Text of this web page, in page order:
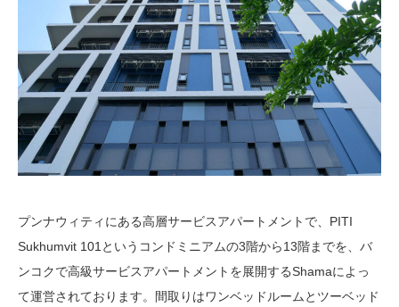
プンナウィティにある高層サービスアパートメントで、PITI
Sukhumvit 101というコンドミニアムの3階から13階までを、バ
ンコクで高級サービスアパートメントを展開するShamaによっ
て運営されております。間取りはワンベッドルームとツーベッド